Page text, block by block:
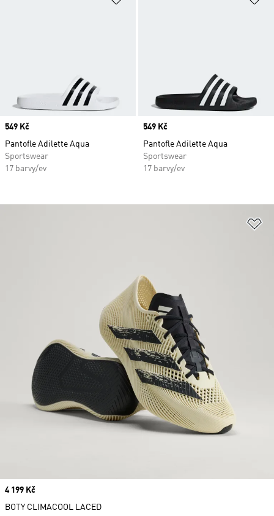
Price
549 Kč
Pantofle Adilette Aqua
Sportswear
17 barvy/ev
Price
549 Kč
Pantofle Adilette Aqua
Sportswear
17 barvy/ev
Price
4 199 Kč
BOTY CLIMACOOL LACED